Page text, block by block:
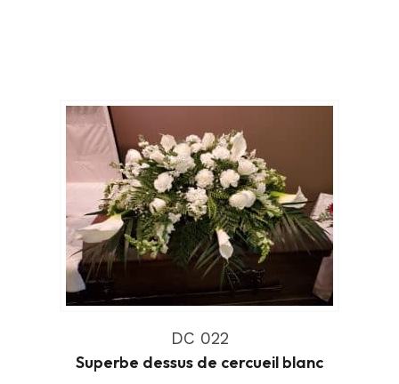
DC 022
Superbe dessus de cercueil blanc